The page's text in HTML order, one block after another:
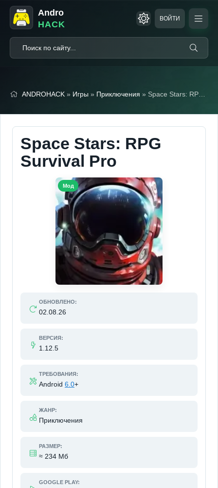
Andro
HACK
ВОЙТИ
ANDROHACK » Игры » Приключения » Space Stars: RPG Survival Pro (Мод, Один удар)
Space Stars: RPG
Survival Pro
ОБНОВЛЕНО:
02.08.26
ВЕРСИЯ:
1.12.5
ТРЕБОВАНИЯ:
Android 6.0+
ЖАНР:
Приключения
РАЗМЕР:
≈ 234 Мб
GOOGLE PLAY:
Мод